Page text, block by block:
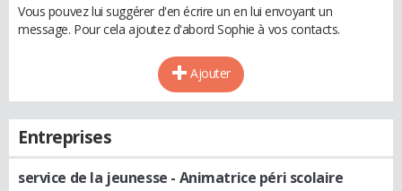
Vous pouvez lui suggérer d'en écrire un en lui envoyant un
message. Pour cela ajoutez d'abord Sophie à vos contacts.
Ajouter
Entreprises
service de la jeunesse - Animatrice péri scolaire